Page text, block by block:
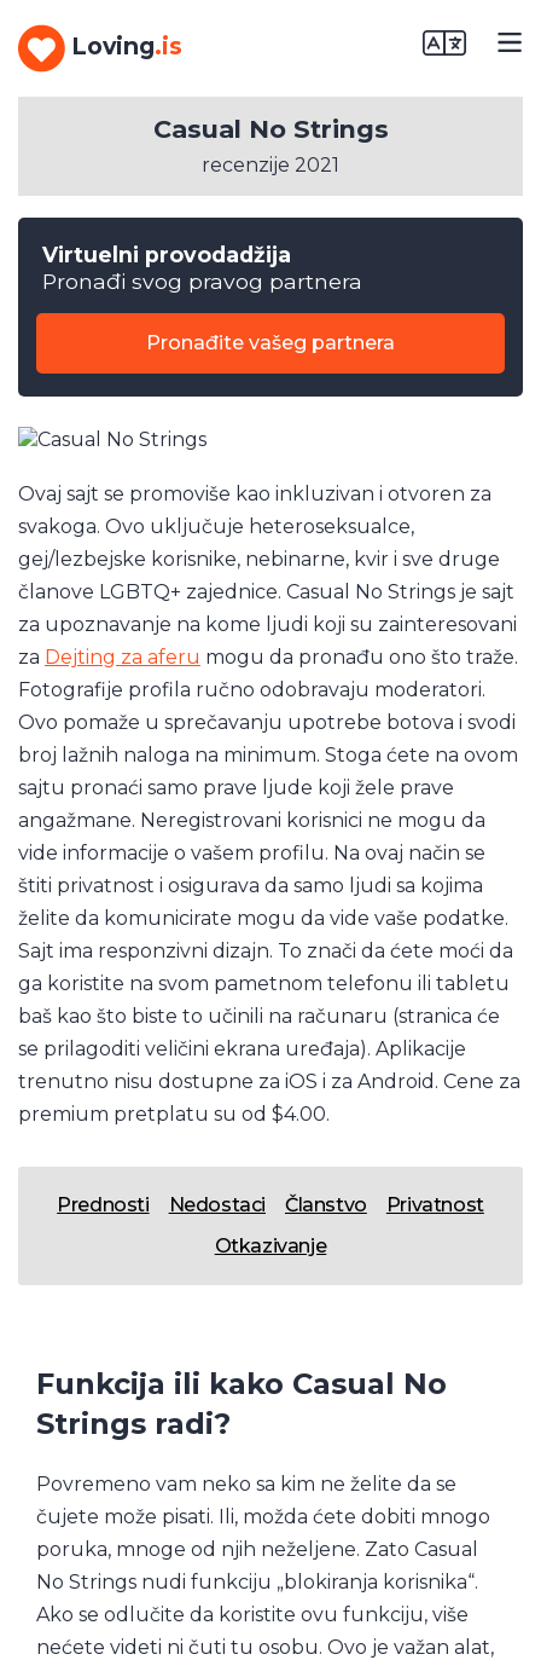
Loving.is
Virtuelni provodadžija
Pronađi svog pravog partnera
Pronađite vašeg partnera
Casual No Strings
recenzije 2021
Ovaj sajt se promoviše kao inkluzivan i otvoren za
svakoga. Ovo uključuje heteroseksualce,
gej/lezbejske korisnike, nebinarne, kvir i sve druge
članove LGBTQ+ zajednice. Casual No Strings je sajt
za upoznavanje na kome ljudi koji su zainteresovani
za Dejting za aferu mogu da pronađu ono što traže.
Fotografije profila ručno odobravaju moderatori.
Ovo pomaže u sprečavanju upotrebe botova i svodi
broj lažnih naloga na minimum. Stoga ćete na ovom
sajtu pronaći samo prave ljude koji žele prave
angažmane. Neregistrovani korisnici ne mogu da
vide informacije o vašem profilu. Na ovaj način se
štiti privatnost i osigurava da samo ljudi sa kojima
želite da komunicirate mogu da vide vaše podatke.
Sajt ima responzivni dizajn. To znači da ćete moći da
ga koristite na svom pametnom telefonu ili tabletu
baš kao što biste to učinili na računaru (stranica će
se prilagoditi veličini ekrana uređaja). Aplikacije
trenutno nisu dostupne za iOS i za Android. Cene za
premium pretplatu su od $4.00.
Prednosti Nedostaci Članstvo
Privatnost
Otkazivanje
Funkcija ili kako Casual No
Strings radi?
Povremeno vam neko sa kim ne želite da se
čujete može pisati. Ili, možda ćete dobiti mnogo
poruka, mnoge od njih neželjene. Zato Casual
No Strings nudi funkciju „blokiranja korisnika“.
Ako se odlučite da koristite ovu funkciju, više
nećete videti ni čuti tu osobu. Ovo je važan alat,